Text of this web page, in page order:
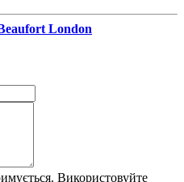
London
Використовуйте